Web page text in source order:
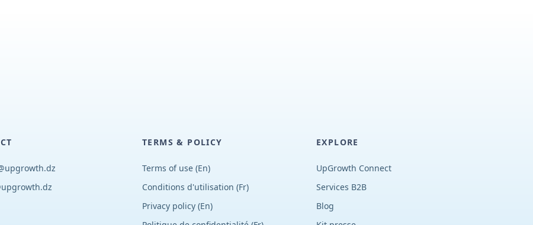
TERMS & POLICY
Terms of use (En)
Conditions d'utilisation (Fr)
Privacy policy (En)
EXPLORE
UpGrowth Connect
Services B2B
Blog